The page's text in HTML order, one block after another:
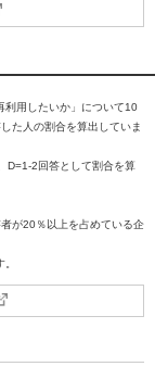
利用したいか」について10
た人の割合を算出していま
D=1-2回答として割合を算
が20％以上を占めている企